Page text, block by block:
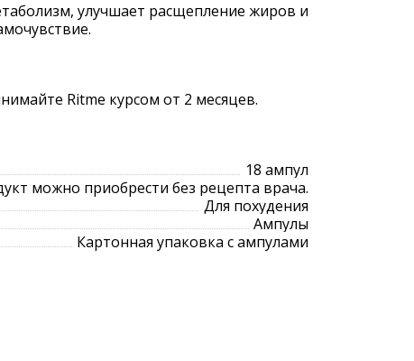
улучшает расщепление жиров и
Ritme курсом от 2 месяцев.
18 ампул
можно приобрести без рецепта врача.
Для похудения
Ампулы
Картонная упаковка с ампулами